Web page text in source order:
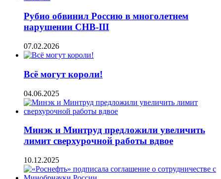
Рубио обвинил Россию в многолетнем
нарушении СНВ-III
07.02.2026
Всё могут короли!
04.06.2025
Минэк и Минтруд предложили увеличить
лимит сверхурочной работы вдвое
10.12.2025